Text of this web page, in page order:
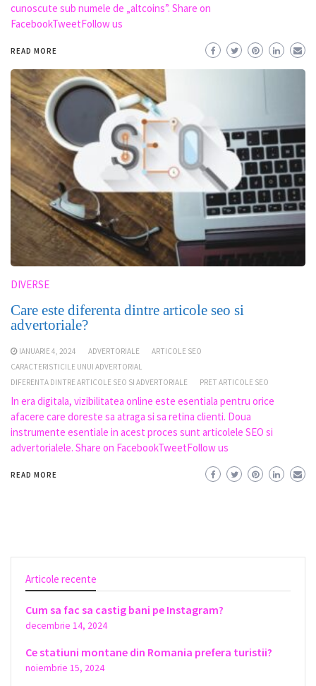
cunoscute sub numele de „altcoins”. Share on
FacebookTweetFollow us
READ MORE
DIVERSE
Care este diferenta dintre articole seo si
advertoriale?
IANUARIE 4, 2024 ADVERTORIALE
ARTICOLE SEO
CARACTERISTICILE UNUI ADVERTORIAL
DIFERENTA DINTRE ARTICOLE SEO SI ADVERTORIALE
PRET ARTICOLE SEO
In era digitala, vizibilitatea online este esentiala pentru orice
afacere care doreste sa atraga si sa retina clienti. Doua
instrumente esentiale in acest proces sunt articolele SEO si
advertorialele. Share on FacebookTweetFollow us
READ MORE
Articole recente
Cum sa fac sa castig bani pe Instagram?
decembrie 14, 2024
Ce statiuni montane din Romania prefera turistii?
noiembrie 15, 2024